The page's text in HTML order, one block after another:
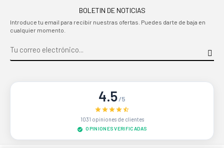
BOLETIN DE NOTICIAS
Introduce tu email para recibir nuestras ofertas. Puedes darte de baja en
cualquier momento.
4.5/5
1031 opiniones de clientes
OPINIONES VERIFICADAS